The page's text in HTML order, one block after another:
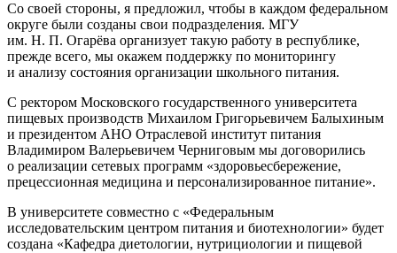
Со своей стороны, я предложил, чтобы в каждом федеральном
округе были созданы свои подразделения. МГУ
им. Н. П. Огарёва организует такую работу в республике,
прежде всего, мы окажем поддержку по мониторингу
и анализу состояния организации школьного питания.
С ректором Московского государственного университета
пищевых производств Михаилом Григорьевичем Балыхиным
и президентом АНО Отраслевой институт питания
Владимиром Валерьевичем Черниговым мы договорились
о реализации сетевых программ «здоровьесбережение,
прецессионная медицина и персонализированное питание».
В университете совместно с «Федеральным
исследовательским центром питания и биотехнологии» будет
создана «Кафедра диетологии, нутрициологии и пищевой